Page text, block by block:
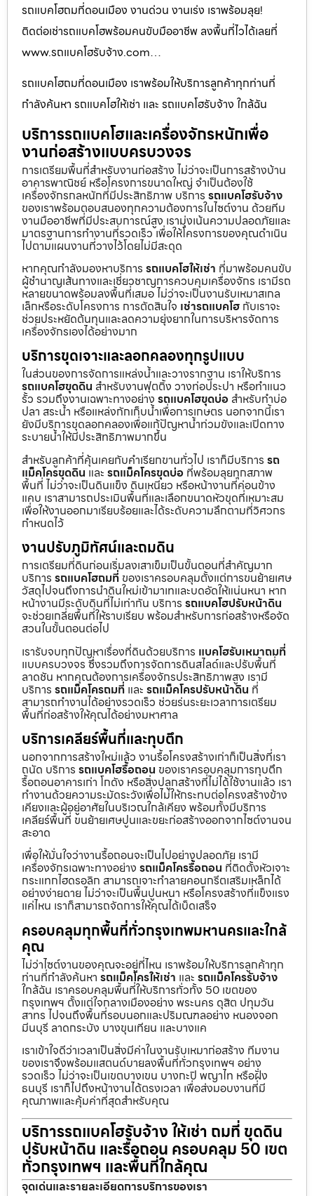
รถแบคโฮถมที่ดอนเมือง งานด่วน งานเร่ง เราพร้อมลุย!
ติดต่อเช่ารถแบคโฮพร้อมคนขับมืออาชีพ ลงพื้นที่ไวได้เลยที่
www.รถแบคโฮรับจ้าง.com…
รถแบคโฮถมที่ดอนเมือง เราพร้อมให้บริการลูกค้าทุกท่านที่
กำลังค้นหา รถแบคโฮให้เช่า และ รถแบคโฮรับจ้าง ใกล้ฉัน
บริการรถแบคโฮและเครื่องจักรหนักเพื่อ
งานก่อสร้างแบบครบวงจร
การเตรียมพื้นที่สำหรับงานก่อสร้าง ไม่ว่าจะเป็นการสร้างบ้าน
อาคารพาณิชย์ หรือโครงการขนาดใหญ่ จำเป็นต้องใช้
เครื่องจักรกลหนักที่มีประสิทธิภาพ บริการ รถแบคโฮรับจ้าง
ของเราพร้อมตอบสนองทุกความต้องการในไซต์งาน ด้วยทีม
งานมืออาชีพที่มีประสบการณ์สูง เรามุ่งเน้นความปลอดภัยและ
มาตรฐานการทำงานที่รวดเร็ว เพื่อให้โครงการของคุณดำเนิน
ไปตามแผนงานที่วางไว้โดยไม่มีสะดุด
หากคุณกำลังมองหาบริการ รถแบคโฮให้เช่า ที่มาพร้อมคนขับ
ผู้ชำนาญเส้นทางและเชี่ยวชาญการควบคุมเครื่องจักร เรามีรถ
หลายขนาดพร้อมลงพื้นที่เสมอ ไม่ว่าจะเป็นงานรับเหมาสเกล
เล็กหรือระดับโครงการ การตัดสินใจ เช่ารถแบคโฮ กับเราจะ
ช่วยประหยัดต้นทุนและลดความยุ่งยากในการบริหารจัดการ
เครื่องจักรเองได้อย่างมาก
บริการขุดเจาะและลอกคลองทุกรูปแบบ
ในส่วนของการจัดการแหล่งน้ำและวางรากฐาน เราให้บริการ
รถแบคโฮขุดดิน สำหรับงานฟุตติ้ง วางท่อประปา หรือทำแนว
รั้ว รวมถึงงานเฉพาะทางอย่าง รถแบคโฮขุดบ่อ สำหรับทำบ่อ
ปลา สระน้ำ หรือแหล่งกักเก็บน้ำเพื่อการเกษตร นอกจากนี้เรา
ยังมีบริการขุดลอกคลองเพื่อแก้ปัญหาน้ำท่วมขังและเปิดทาง
ระบายน้ำให้มีประสิทธิภาพมากขึ้น
สำหรับลูกค้าที่คุ้นเคยกับคำเรียกขานทั่วไป เราก็มีบริการ รถ
แม็คโครขุดดิน และ รถแม็คโครขุดบ่อ ที่พร้อมลุยทุกสภาพ
พื้นที่ ไม่ว่าจะเป็นดินแข็ง ดินเหนียว หรือหน้างานที่ค่อนข้าง
แคบ เราสามารถประเมินพื้นที่และเลือกขนาดหัวขุดที่เหมาะสม
เพื่อให้งานออกมาเรียบร้อยและได้ระดับความลึกตามที่วิศวกร
กำหนดไว้
งานปรับภูมิทัศน์และถมดิน
การเตรียมที่ดินก่อนเริ่มลงเสาเข็มเป็นขั้นตอนที่สำคัญมาก
บริการ รถแบคโฮถมที่ ของเราครอบคลุมตั้งแต่การขนย้ายเศษ
วัสดุไปจนถึงการนำดินใหม่เข้ามาเทและบดอัดให้แน่นหนา หาก
หน้างานมีระดับดินที่ไม่เท่ากัน บริการ รถแบคโฮปรับหน้าดิน
จะช่วยเกลี่ยพื้นที่ให้ราบเรียบ พร้อมสำหรับการก่อสร้างหรือจัด
สวนในขั้นตอนต่อไป
เรารับจบทุกปัญหาเรื่องที่ดินด้วยบริการ แบคโฮรับเหมาถมที่
แบบครบวงจร ซึ่งรวมถึงการจัดการดินสไลด์และปรับพื้นที่
ลาดชัน หากคุณต้องการเครื่องจักรประสิทธิภาพสูง เรามี
บริการ รถแม็คโครถมที่ และ รถแม็คโครปรับหน้าดิน ที่
สามารถทำงานได้อย่างรวดเร็ว ช่วยร่นระยะเวลาการเตรียม
พื้นที่ก่อสร้างให้คุณได้อย่างมหาศาล
บริการเคลียร์พื้นที่และทุบตึก
นอกจากการสร้างใหม่แล้ว งานรื้อโครงสร้างเก่าก็เป็นสิ่งที่เรา
ถนัด บริการ รถแบคโฮรื้อถอน ของเราครอบคลุมการทุบตึก
รื้อถอนอาคารเก่า โกดัง หรือสิ่งปลูกสร้างที่ไม่ได้ใช้งานแล้ว เรา
ทำงานด้วยความระมัดระวังเพื่อไม่ให้กระทบต่อโครงสร้างข้าง
เคียงและผู้อยู่อาศัยในบริเวณใกล้เคียง พร้อมทั้งมีบริการ
เคลียร์พื้นที่ ขนย้ายเศษปูนและขยะก่อสร้างออกจากไซต์งานจน
สะอาด
เพื่อให้มั่นใจว่างานรื้อถอนจะเป็นไปอย่างปลอดภัย เรามี
เครื่องจักรเฉพาะทางอย่าง รถแม็คโครรื้อถอน ที่ติดตั้งหัวเจาะ
กระแทกไฮดรอลิก สามารถเจาะทำลายคอนกรีตเสริมเหล็กได้
อย่างง่ายดาย ไม่ว่าจะเป็นพื้นปูนหนา หรือโครงสร้างที่แข็งแรง
แค่ไหน เราก็สามารถจัดการให้คุณได้เบ็ดเสร็จ
ครอบคลุมทุกพื้นที่ทั่วกรุงเทพมหานครและใกล้
คุณ
ไม่ว่าไซต์งานของคุณจะอยู่ที่ไหน เราพร้อมให้บริการลูกค้าทุก
ท่านที่กำลังค้นหา รถแม็คโครให้เช่า และ รถแม็คโครรับจ้าง
ใกล้ฉัน เราครอบคลุมพื้นที่ให้บริการทั่วทั้ง 50 เขตของ
กรุงเทพฯ ตั้งแต่ใจกลางเมืองอย่าง พระนคร ดุสิต ปทุมวัน
สาทร ไปจนถึงพื้นที่รอบนอกและปริมณฑลอย่าง หนองจอก
มีนบุรี ลาดกระบัง บางขุนเทียน และบางแค
เราเข้าใจดีว่าเวลาเป็นสิ่งมีค่าในงานรับเหมาก่อสร้าง ทีมงาน
ของเราจึงพร้อมแสตนด์บายลงพื้นที่ทั่วกรุงเทพฯ อย่าง
รวดเร็ว ไม่ว่าจะเป็นเขตบางเขน บางกะปิ พญาไท หรือฝั่ง
ธนบุรี เราก็ไปถึงหน้างานได้ตรงเวลา เพื่อส่งมอบงานที่มี
คุณภาพและคุ้มค่าที่สุดสำหรับคุณ
บริการรถแบคโฮรับจ้าง ให้เช่า ถมที่ ขุดดิน
ปรับหน้าดิน และรื้อถอน ครอบคลุม 50 เขต
ทั่วกรุงเทพฯ และพื้นที่ใกล้คุณ
จุดเด่นและรายละเอียดการบริการของเรา